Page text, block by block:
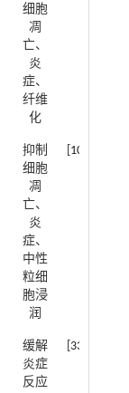
细胞
凋
亡、
炎
症、
纤维
化
抑制
细胞
凋
亡、
炎
症、
中性
粒细
胞浸
润
10
缓解
炎症
反应
33